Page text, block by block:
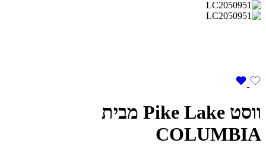
ווסט Pike Lake מבית
COLUMBIA